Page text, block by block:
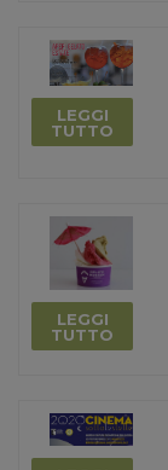
LEGGI
TUTTO
LEGGI
TUTTO